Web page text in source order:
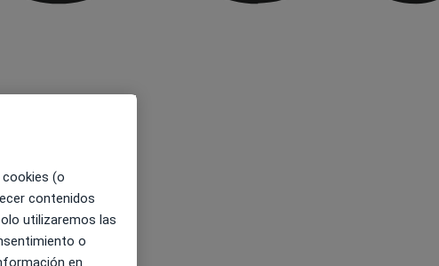
(o
contenidos
utilizaremos las
o
en